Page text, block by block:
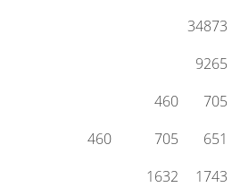
34873
9265
460
705
460 705
651
1632
1743